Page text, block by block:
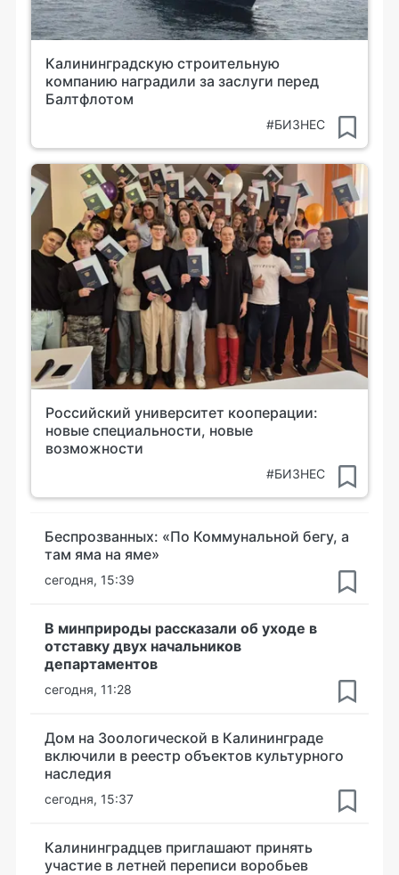
Калининградскую строительную
компанию наградили за заслуги перед
Балтфлотом
#БИЗНЕС
Российский университет кооперации:
новые специальности, новые
возможности
#БИЗНЕС
Беспрозванных: «По Коммунальной бегу, а
там яма на яме»
сегодня, 15:39
В минприроды рассказали об уходе в
отставку двух начальников
департаментов
сегодня, 11:28
Дом на Зоологической в Калининграде
включили в реестр объектов культурного
наследия
сегодня, 15:37
Калининградцев приглашают принять
участие в летней переписи воробьев